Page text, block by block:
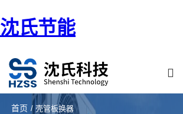
沈氏节能
首页 / 壳管板换器